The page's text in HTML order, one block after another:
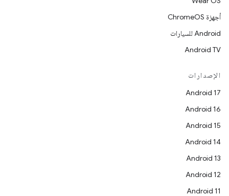
أجهزة ChromeOS
Android للسيارات
Android TV
الإصدارات
Android 17
Android 16
Android 15
Android 14
Android 13
Android 12
Android 11